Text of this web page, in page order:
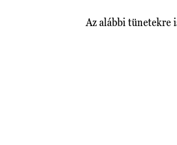
Az alábbi tünetekre